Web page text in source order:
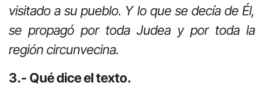
visitado a su pueblo. Y lo que se decía de Él,
se propagó por toda Judea y por toda la
región circunvecina.
3.- Qué dice el texto.